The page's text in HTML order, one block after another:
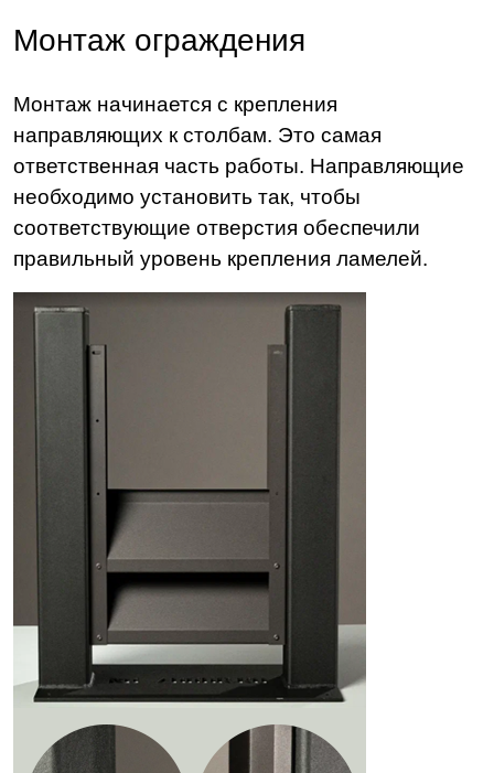
Монтаж ограждения
Монтаж начинается с крепления
направляющих к столбам. Это самая
ответственная часть работы. Направляющие
необходимо установить так, чтобы
соответствующие отверстия обеспечили
правильный уровень крепления ламелей.